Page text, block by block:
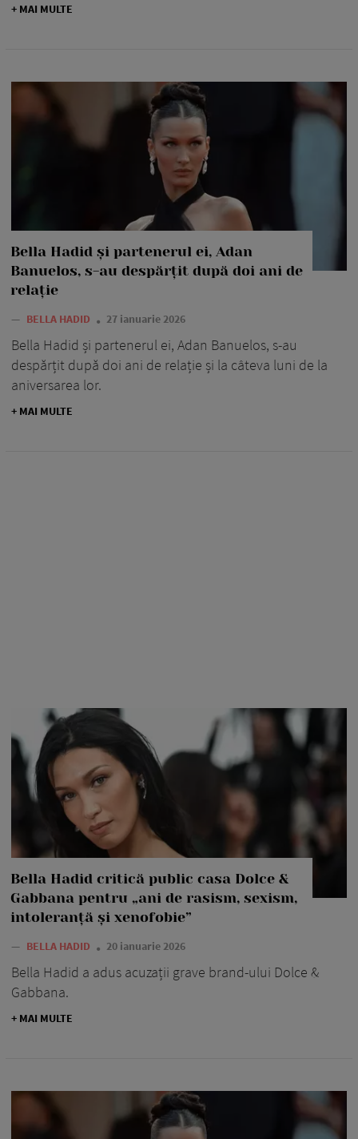
+ MAI MULTE
Bella Hadid și partenerul ei, Adan
Banuelos, s-au despărțit după doi ani de
relație
— BELLA HADID 27 ianuarie 2026
Bella Hadid și partenerul ei, Adan Banuelos, s-au
despărțit după doi ani de relație și la câteva luni de la
aniversarea lor.
+ MAI MULTE
Bella Hadid critică public casa Dolce &
Gabbana pentru „ani de rasism, sexism,
intoleranță și xenofobie”
— BELLA HADID 20 ianuarie 2026
Bella Hadid a adus acuzații grave brand-ului Dolce &
Gabbana.
+ MAI MULTE